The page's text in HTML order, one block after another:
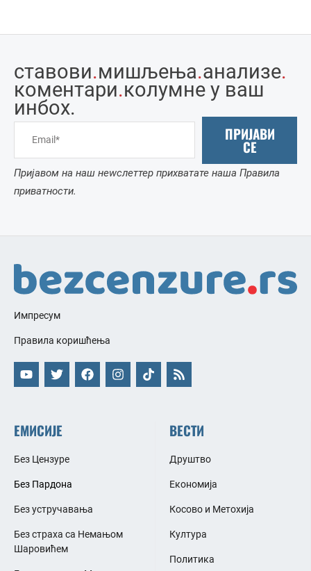
ставови.мишљења.анализе.
коментари.колумне у ваш
инбоx.
ПРИЈАВИ
СЕ
Пријавом на наш неwслеттер прихватате наша Правила
приватности.
Импресум
Правила коришћења
ЕМИСИЈЕ
Без Цензуре
Без Пардона
Без устручавања
Без страха са Немањом
Шаровићем
ВЕСТИ
Друштво
Економија
Косово и Метохија
Култура
Политика